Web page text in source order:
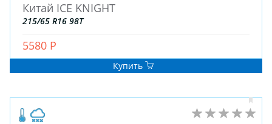
Китай ICE KNIGHT
215/65 R16 98T
5580 Р
Купить